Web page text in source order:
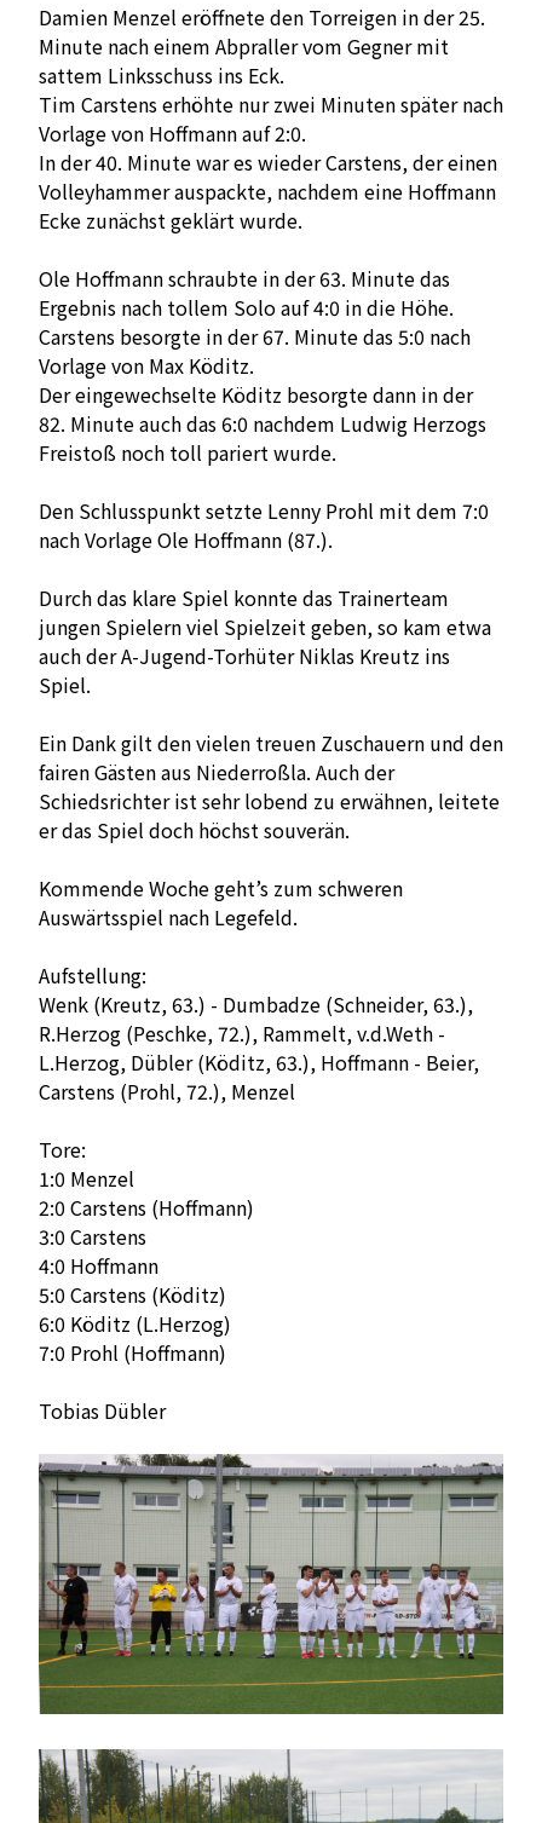
Damien Menzel eröffnete den Torreigen in der 25.
Minute nach einem Abpraller vom Gegner mit
sattem Linksschuss ins Eck.
Tim Carstens erhöhte nur zwei Minuten später nach
Vorlage von Hoffmann auf 2:0.
In der 40. Minute war es wieder Carstens, der einen
Volleyhammer auspackte, nachdem eine Hoffmann
Ecke zunächst geklärt wurde.
Ole Hoffmann schraubte in der 63. Minute das
Ergebnis nach tollem Solo auf 4:0 in die Höhe.
Carstens besorgte in der 67. Minute das 5:0 nach
Vorlage von Max Köditz.
Der eingewechselte Köditz besorgte dann in der
82. Minute auch das 6:0 nachdem Ludwig Herzogs
Freistoß noch toll pariert wurde.
Den Schlusspunkt setzte Lenny Prohl mit dem 7:0
nach Vorlage Ole Hoffmann (87.).
Durch das klare Spiel konnte das Trainerteam
jungen Spielern viel Spielzeit geben, so kam etwa
auch der A-Jugend-Torhüter Niklas Kreutz ins
Spiel.
Ein Dank gilt den vielen treuen Zuschauern und den
fairen Gästen aus Niederroßla. Auch der
Schiedsrichter ist sehr lobend zu erwähnen, leitete
er das Spiel doch höchst souverän.
Kommende Woche geht’s zum schweren
Auswärtsspiel nach Legefeld.
Aufstellung:
Wenk (Kreutz, 63.) - Dumbadze (Schneider, 63.),
R.Herzog (Peschke, 72.), Rammelt, v.d.Weth -
L.Herzog, Dübler (Köditz, 63.), Hoffmann - Beier,
Carstens (Prohl, 72.), Menzel
Tore:
1:0 Menzel
2:0 Carstens (Hoffmann)
3:0 Carstens
4:0 Hoffmann
5:0 Carstens (Köditz)
6:0 Köditz (L.Herzog)
7:0 Prohl (Hoffmann)
Tobias Dübler